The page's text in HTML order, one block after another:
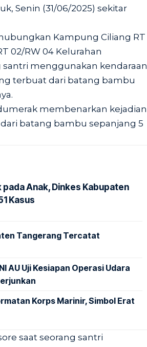
Senin (31/06/2025) sekitar
Kampung Ciliang RT
02/RW 04 Kelurahan
santri menggunakan kendaraan
terbuat dari batang bambu
membenarkan kejadian
batang bambu sepanjang 5
pada Anak, Dinkes Kabupaten
Kasus
Tangerang Tercatat
AU Uji Kesiapan Operasi Udara
Korps Marinir, Simbol Erat
saat seorang santri